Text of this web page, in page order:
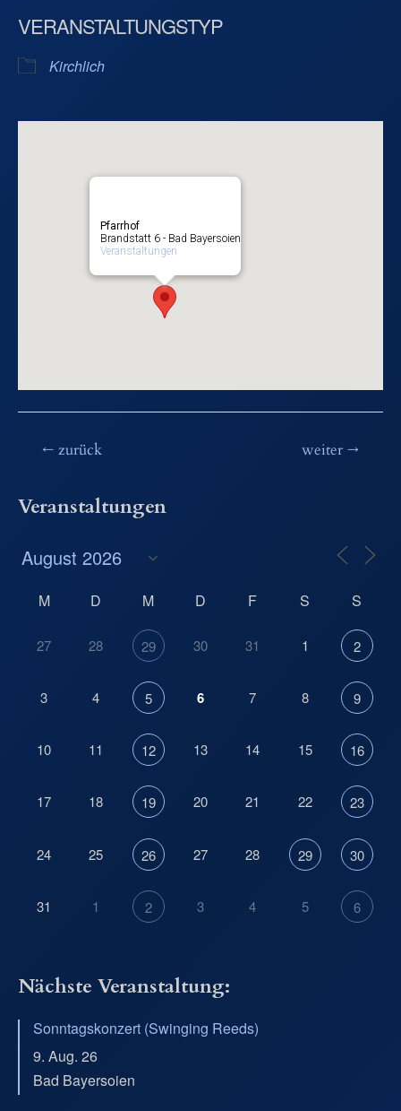
VERANSTALTUNGSTYP
Kirchlich
Pfarrhof
Brandstatt 6 - Bad Bayersoien
Veranstaltungen
Beitragsnavigation
←zurück weiter→
Veranstaltungen
M D M D F S S
27 28 29 30 31 1 2
3 4 5 6 7 8 9
10 11 12 13 14 15 16
17 18 19 20 21 22 23
24 25 26 27 28 29 30
31 1 2 3 4 5 6
Nächste Veranstaltung:
Sonntagskonzert (Swinging Reeds)
9. Aug. 26
Bad Bayersoien